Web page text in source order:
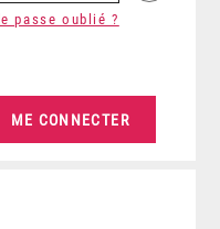
passe oublié ?